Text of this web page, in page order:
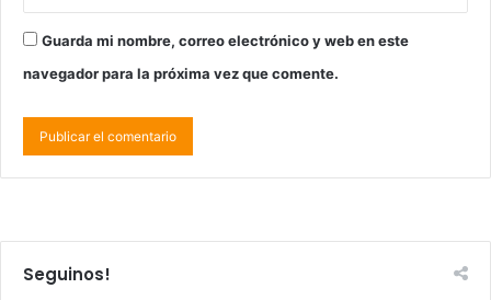
Guarda mi nombre, correo electrónico y web en este
navegador para la próxima vez que comente.
Seguinos!